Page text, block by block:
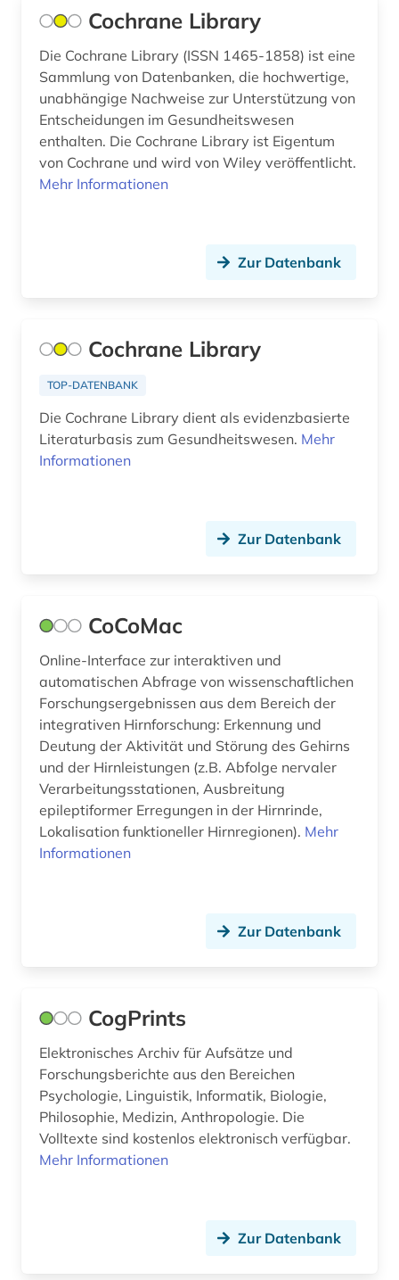
Cochrane Library
Die Cochrane Library (ISSN 1465-1858) ist eine
Sammlung von Datenbanken, die hochwertige,
unabhängige Nachweise zur Unterstützung von
Entscheidungen im Gesundheitswesen
enthalten. Die Cochrane Library ist Eigentum
von Cochrane und wird von Wiley veröffentlicht.
Mehr Informationen
Zur Datenbank
Cochrane Library
TOP-DATENBANK
Die Cochrane Library dient als evidenzbasierte
Literaturbasis zum Gesundheitswesen. Mehr
Informationen
Zur Datenbank
CoCoMac
Online-Interface zur interaktiven und
automatischen Abfrage von wissenschaftlichen
Forschungsergebnissen aus dem Bereich der
integrativen Hirnforschung: Erkennung und
Deutung der Aktivität und Störung des Gehirns
und der Hirnleistungen (z.B. Abfolge nervaler
Verarbeitungsstationen, Ausbreitung
epileptiformer Erregungen in der Hirnrinde,
Lokalisation funktioneller Hirnregionen). Mehr
Informationen
Zur Datenbank
CogPrints
Elektronisches Archiv für Aufsätze und
Forschungsberichte aus den Bereichen
Psychologie, Linguistik, Informatik, Biologie,
Philosophie, Medizin, Anthropologie. Die
Volltexte sind kostenlos elektronisch verfügbar.
Mehr Informationen
Zur Datenbank